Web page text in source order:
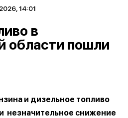
14:01
в
области пошли
и дизельное топливо
незначительное снижение